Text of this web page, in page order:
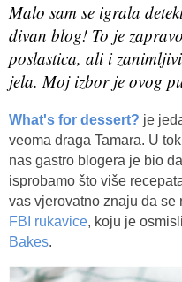
Malo sam se igrala
divan blog! To je
poslastica, ali i
jela. Moj izbor je ovog
What's for dessert? je
veoma draga Tamara. U
nas gastro blogera je bio
isprobamo što više
vas vjerovatno znaju da
FBI rukavice, koju je
Bakes.